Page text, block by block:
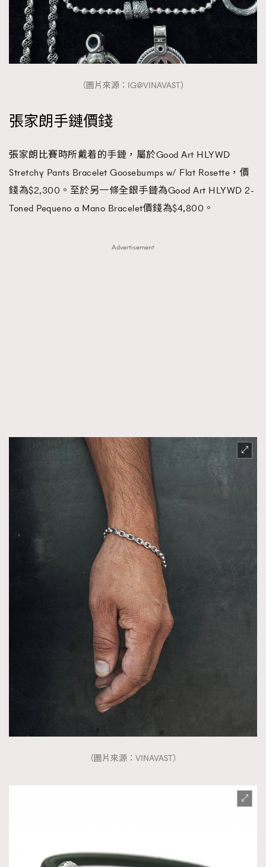
AFrenchMind
DressLikeAParisienne
FashionWeek FigaroAesthetic
（圖片來源：IG@VINAVAST）
張家朗手鏈價錢
張家朗比賽時所戴着的手鏈，屬於Good Art HLYWD
Stretchy Pants Bracelet Goosebumps w/ Flat Rosette，價
錢為$2,300。至於另一條全銀手鏈為Good Art HLYWD 2-
Toned Pequeno a Mano Bracelet價錢為$4,800。
Advertisement
（圖片來源：VINAVAST）